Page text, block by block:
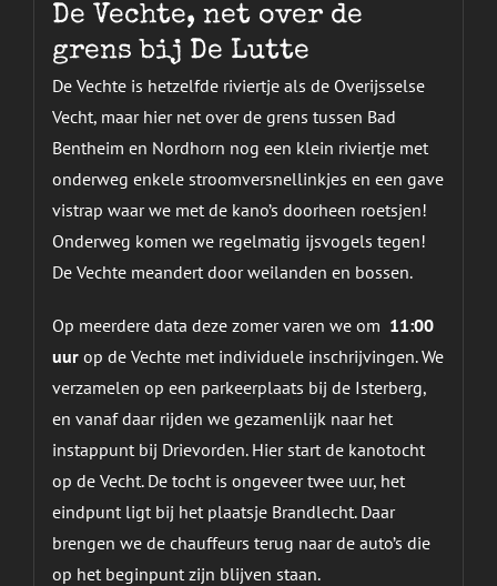
De Vechte, net over de
grens bij De Lutte
De Vechte is hetzelfde riviertje als de Overijsselse
Vecht, maar hier net over de grens tussen Bad
Bentheim en Nordhorn nog een klein riviertje met
onderweg enkele stroomversnellinkjes en een gave
vistrap waar we met de kano’s doorheen roetsjen!
Onderweg komen we regelmatig ijsvogels tegen!
De Vechte meandert door weilanden en bossen.
Op meerdere data deze zomer varen we om 11:00
uurop de Vechte met individuele inschrijvingen. We
verzamelen op een parkeerplaats bij de Isterberg,
en vanaf daar rijden we gezamenlijk naar het
instappunt bij Drievorden. Hier start de kanotocht
op de Vecht. De tocht is ongeveer twee uur, het
eindpunt ligt bij het plaatsje Brandlecht. Daar
brengen we de chauffeurs terug naar de auto’s die
op het beginpunt zijn blijven staan.